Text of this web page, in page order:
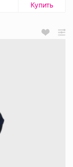
Купить